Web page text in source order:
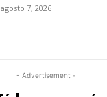
agosto 7, 2026
- Advertisement -